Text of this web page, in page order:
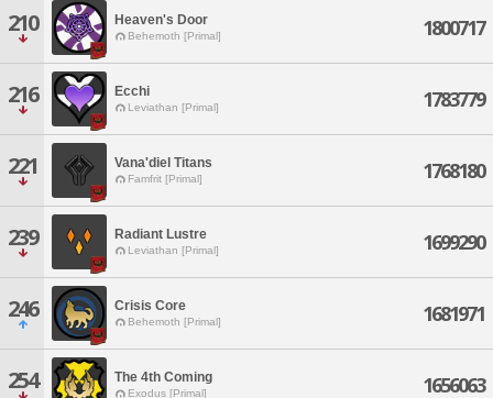
210 Heaven's Door
Behemoth [Primal] 1800717
216 Ecchi
Leviathan [Primal] 1783779
221 Vana'diel Titans
Famfrit [Primal] 1768180
239 Radiant Lustre
Leviathan [Primal] 1699290
246 Crisis Core
Behemoth [Primal] 1681971
254 The 4th Coming
Exodus [Primal] 1656063